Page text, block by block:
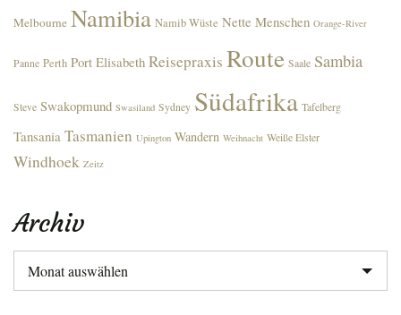
Melbourne Namibia Namib Wüste Nette Menschen Orange-River
Panne Perth Port Elisabeth Reisepraxis Route Saale Sambia
Steve Swakopmund Swasiland Sydney Südafrika Tafelberg
Tansania Tasmanien Upington Wandern Weihnacht Weiße Elster
Windhoek Zeitz
Archiv
Archiv